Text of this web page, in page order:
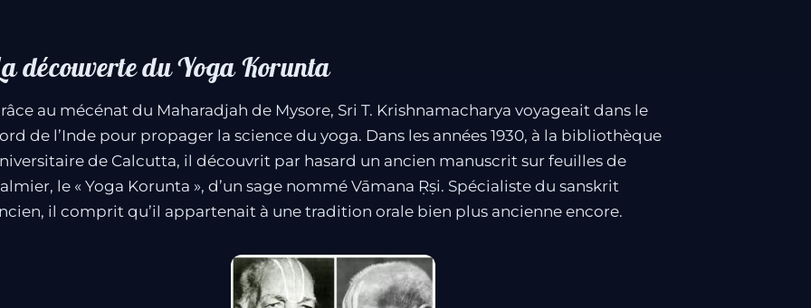
découverte du Yoga Korunta
au mécénat du Maharadjah de Mysore, Sri T. Krishnamacharya voyageait dans le
de l’Inde pour propager la science du yoga. Dans les années 1930, à la bibliothèque
de Calcutta, il découvrit par hasard un ancien manuscrit sur feuilles de
le « Yoga Korunta », d’un sage nommé Vāmana Ṛṣi. Spécialiste du sanskrit
il comprit qu’il appartenait à une tradition orale bien plus ancienne encore.